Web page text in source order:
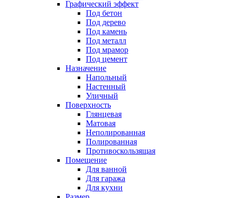
Графический эффект
Под бетон
Под дерево
Под камень
Под металл
Под мрамор
Под цемент
Назначение
Напольный
Настенный
Уличный
Поверхность
Глянцевая
Матовая
Неполированная
Полированная
Противоскользящая
Помещение
Для ванной
Для гаража
Для кухни